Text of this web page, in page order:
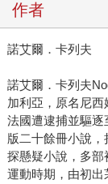
作者
諾艾爾．卡列夫
諾艾爾．卡列夫
加利亞，原名尼
法國遭逮捕並驅逐
版二十餘冊小說
探懸疑小說，多
運動時期，由初出